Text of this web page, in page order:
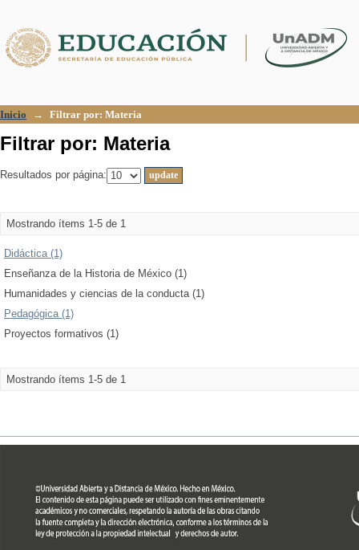
Inicio → Filtrar por: Materia
Filtrar por: Materia
Resultados por página:
Mostrando ítems 1-5 de 1
Didáctica (1)
Enseñanza de la Historia de México (1)
Humanidades y ciencias de la conducta (1)
Pedagógica (1)
Proyectos formativos (1)
Mostrando ítems 1-5 de 1